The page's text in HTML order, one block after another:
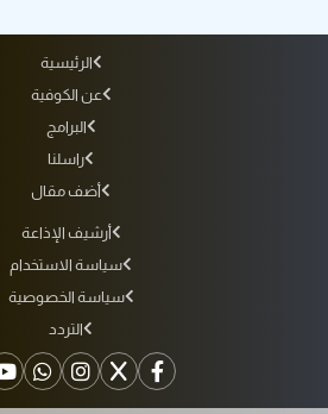
الرئيسية
عن الكوفية
البرامج
راسلنا
أضف مقال
أرشيف الإذاعة
سياسة الاستخدام
سياسة الخصوصية
التردد